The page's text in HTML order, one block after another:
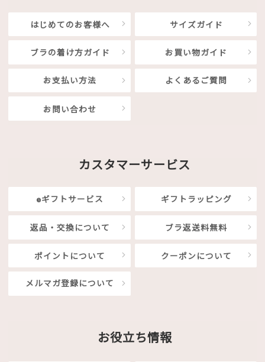
はじめてのお客様へ サイズガイド
ブラの着け方ガイド お買い物ガイド
お支払い方法 よくあるご質問
お問い合わせ
カスタマーサービス
eギフトサービス ギフトラッピング
返品・交換について ブラ返送料無料
ポイントについて クーポンについて
メルマガ登録について
お役立ち情報